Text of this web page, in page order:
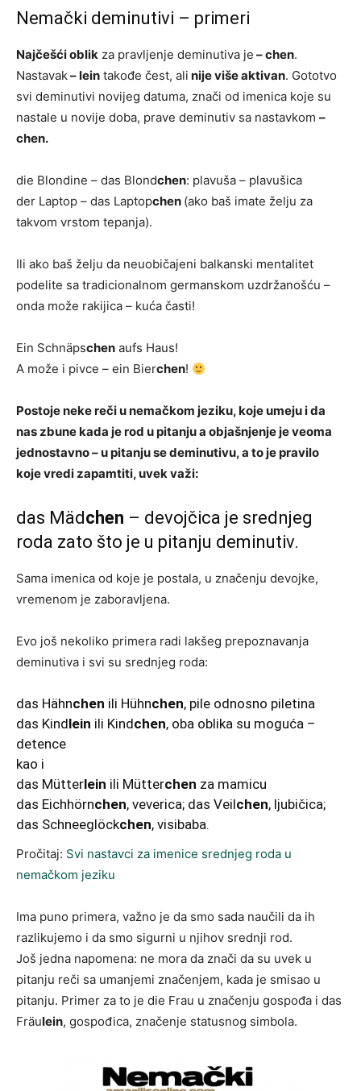
Nemački deminutivi – primeri
Najčešći oblik za pravljenje deminutiva je – chen.
Nastavak– lein takođe čest, ali nije više aktivan. Gototvo
svi deminutivi novijeg datuma, znači od imenica koje su
nastale u novije doba, prave deminutiv sa nastavkom –
chen.
die Blondine – das Blondchen: plavuša – plavušica
der Laptop – das Laptopchen (ako baš imate želju za
takvom vrstom tepanja).
Ili ako baš želju da neuobičajeni balkanski mentalitet
podelite sa tradicionalnom germanskom uzdržanošću –
onda može rakijica – kuća časti!
Ein Schnäpschen aufs Haus!
A može i pivce – ein Bierchen!
Postoje neke reči u nemačkom jeziku, koje umeju i da
nas zbune kada je rod u pitanju a objašnjenje je veoma
jednostavno – u pitanju se deminutivu, a to je pravilo
koje vredi zapamtiti, uvek važi:
das Mädchen – devojčica je srednjeg
roda zato što je u pitanju deminutiv.
Sama imenica od koje je postala, u značenju devojke,
vremenom je zaboravljena.
Evo još nekoliko primera radi lakšeg prepoznavanja
deminutiva i svi su srednjeg roda:
das Hähnchen ili Hühnchen, pile odnosno piletina
das Kindlein ili Kindchen, oba oblika su moguća –
detence
kao i
das Mütterlein ili Mütterchen za mamicu
das Eichhörnchen, veverica; das Veilchen, ljubičica;
das Schneeglöckchen, visibaba.
Pročitaj: Svi nastavci za imenice srednjeg roda u
nemačkom jeziku
Ima puno primera, važno je da smo sada naučili da ih
razlikujemo i da smo sigurni u njihov srednji rod.
Još jedna napomena: ne mora da znači da su uvek u
pitanju reči sa umanjemi značenjem, kada je smisao u
pitanju. Primer za to je die Frau u značenju gospođa i das
Fräulein, gospođica, značenje statusnog simbola.